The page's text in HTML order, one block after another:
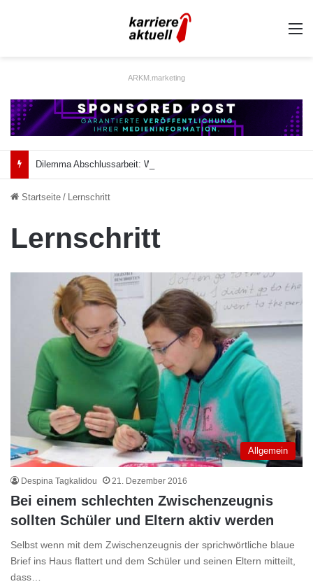
ARKM.marketing
Startseite / Lernschritt
Lernschritt
Allgemein
Despina Tagkalidou 21. Dezember 2016
Bei einem schlechten Zwischenzeugnis
sollten Schüler und Eltern aktiv werden
Selbst wenn mit dem Zwischenzeugnis der sprichwörtliche blaue
Brief ins Haus flattert und dem Schüler und seinen Eltern mitteilt,
dass…